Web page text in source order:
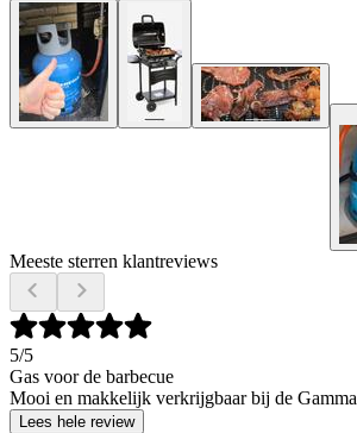
Meeste sterren klantreviews
5/5
Gas voor de barbecue
Mooi en makkelijk verkrijgbaar bij de Gamma
Lees hele review